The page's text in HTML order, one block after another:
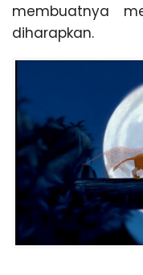
membuatnya
diharapkan.